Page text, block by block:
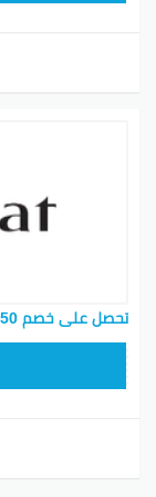
تحصل على خصم 50% مع كود وعد التركي على المكياج والعناية